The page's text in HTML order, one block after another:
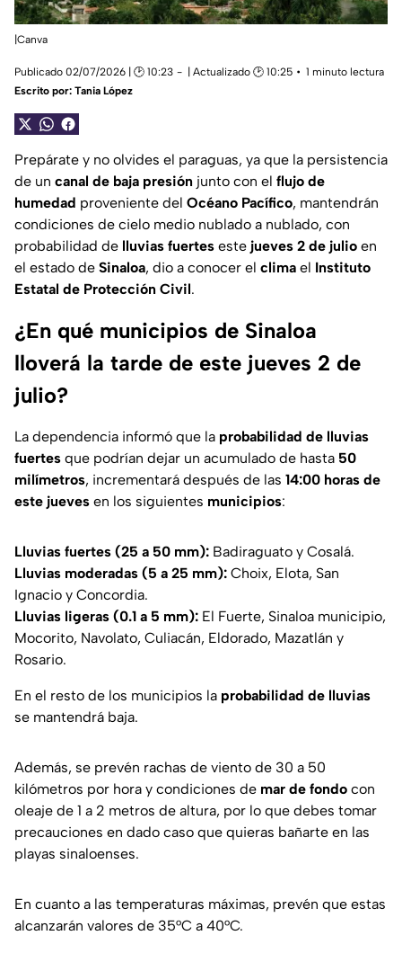
|Canva
Publicado 02/07/2026 | 🕑 10:23 | Actualizado 🕑 10:25
1 minuto lectura
Escrito por: Tania López
Prepárate y no olvides el paraguas, ya que la persistencia
de un canal de baja presión junto con el flujo de
humedad proveniente del Océano Pacífico, mantendrán
condiciones de cielo medio nublado a nublado, con
probabilidad de lluvias fuertes este jueves 2 de julio en
el estado de Sinaloa, dio a conocer el clima el Instituto
Estatal de Protección Civil.
¿En qué municipios de Sinaloa
lloverá la tarde de este jueves 2 de
julio?
La dependencia informó que la probabilidad de lluvias
fuertes que podrían dejar un acumulado de hasta 50
milímetros, incrementará después de las 14:00 horas de
este jueves en los siguientes municipios:
Lluvias fuertes (25 a 50 mm): Badiraguato y Cosalá.
Lluvias moderadas (5 a 25 mm): Choix, Elota, San
Ignacio y Concordia.
Lluvias ligeras (0.1 a 5 mm): El Fuerte, Sinaloa municipio,
Mocorito, Navolato, Culiacán, Eldorado, Mazatlán y
Rosario.
En el resto de los municipios la probabilidad de lluvias
se mantendrá baja.
Además, se prevén rachas de viento de 30 a 50
kilómetros por hora y condiciones de mar de fondo con
oleaje de 1 a 2 metros de altura, por lo que debes tomar
precauciones en dado caso que quieras bañarte en las
playas sinaloenses.
En cuanto a las temperaturas máximas, prevén que estas
alcanzarán valores de 35°C a 40°C.